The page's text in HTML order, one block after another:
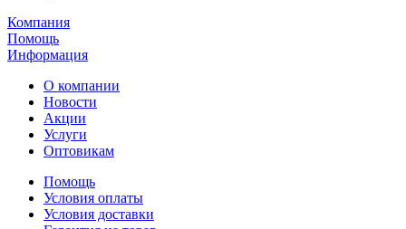
Компания
Помощь
Информация
О компании
Новости
Акции
Услуги
Оптовикам
Помощь
Условия оплаты
Условия доставки